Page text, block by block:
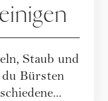
Staub und
Bürsten